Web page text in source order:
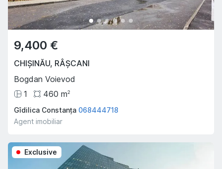
9,400 €
CHIȘINĂU, RÂȘCANI
Bogdan Voievod
1
460 m2
Gîdilica Constanța 068444718
Agent imobiliar
Exclusive